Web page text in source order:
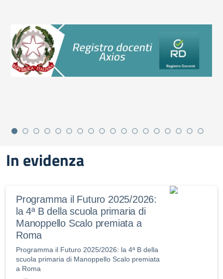
In evidenza
Programma il Futuro 2025/2026:
la 4ª B della scuola primaria di
Manoppello Scalo premiata a
Roma
Programma il Futuro 2025/2026: la 4ª B della
scuola primaria di Manoppello Scalo premiata
a Roma